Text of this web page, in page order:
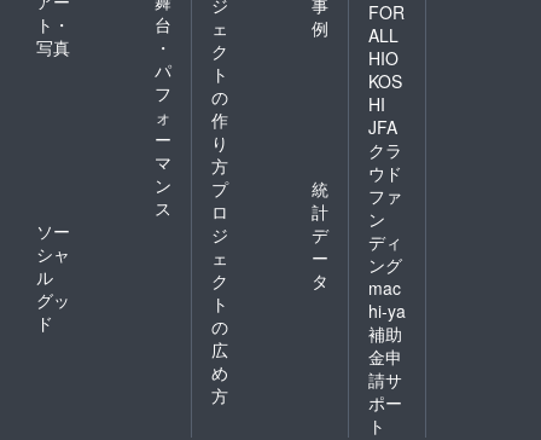
ト・
写真
台
・
パ
フ
ォ
ー
マ
ン
ス
ソー
シャ
ル
グッ
ド
ジ
ェ
ク
ト
の
作
り
方
事
例
プ
ロ
ジ
ェ
ク
ト
の
広
め
方
統
計
デ
ー
タ
FOR
ALL
HIO
KOS
HI
JFA
クラ
ウド
ファ
ン
ディ
ング
mac
hi-ya
補助
金申
請サ
ポー
ト